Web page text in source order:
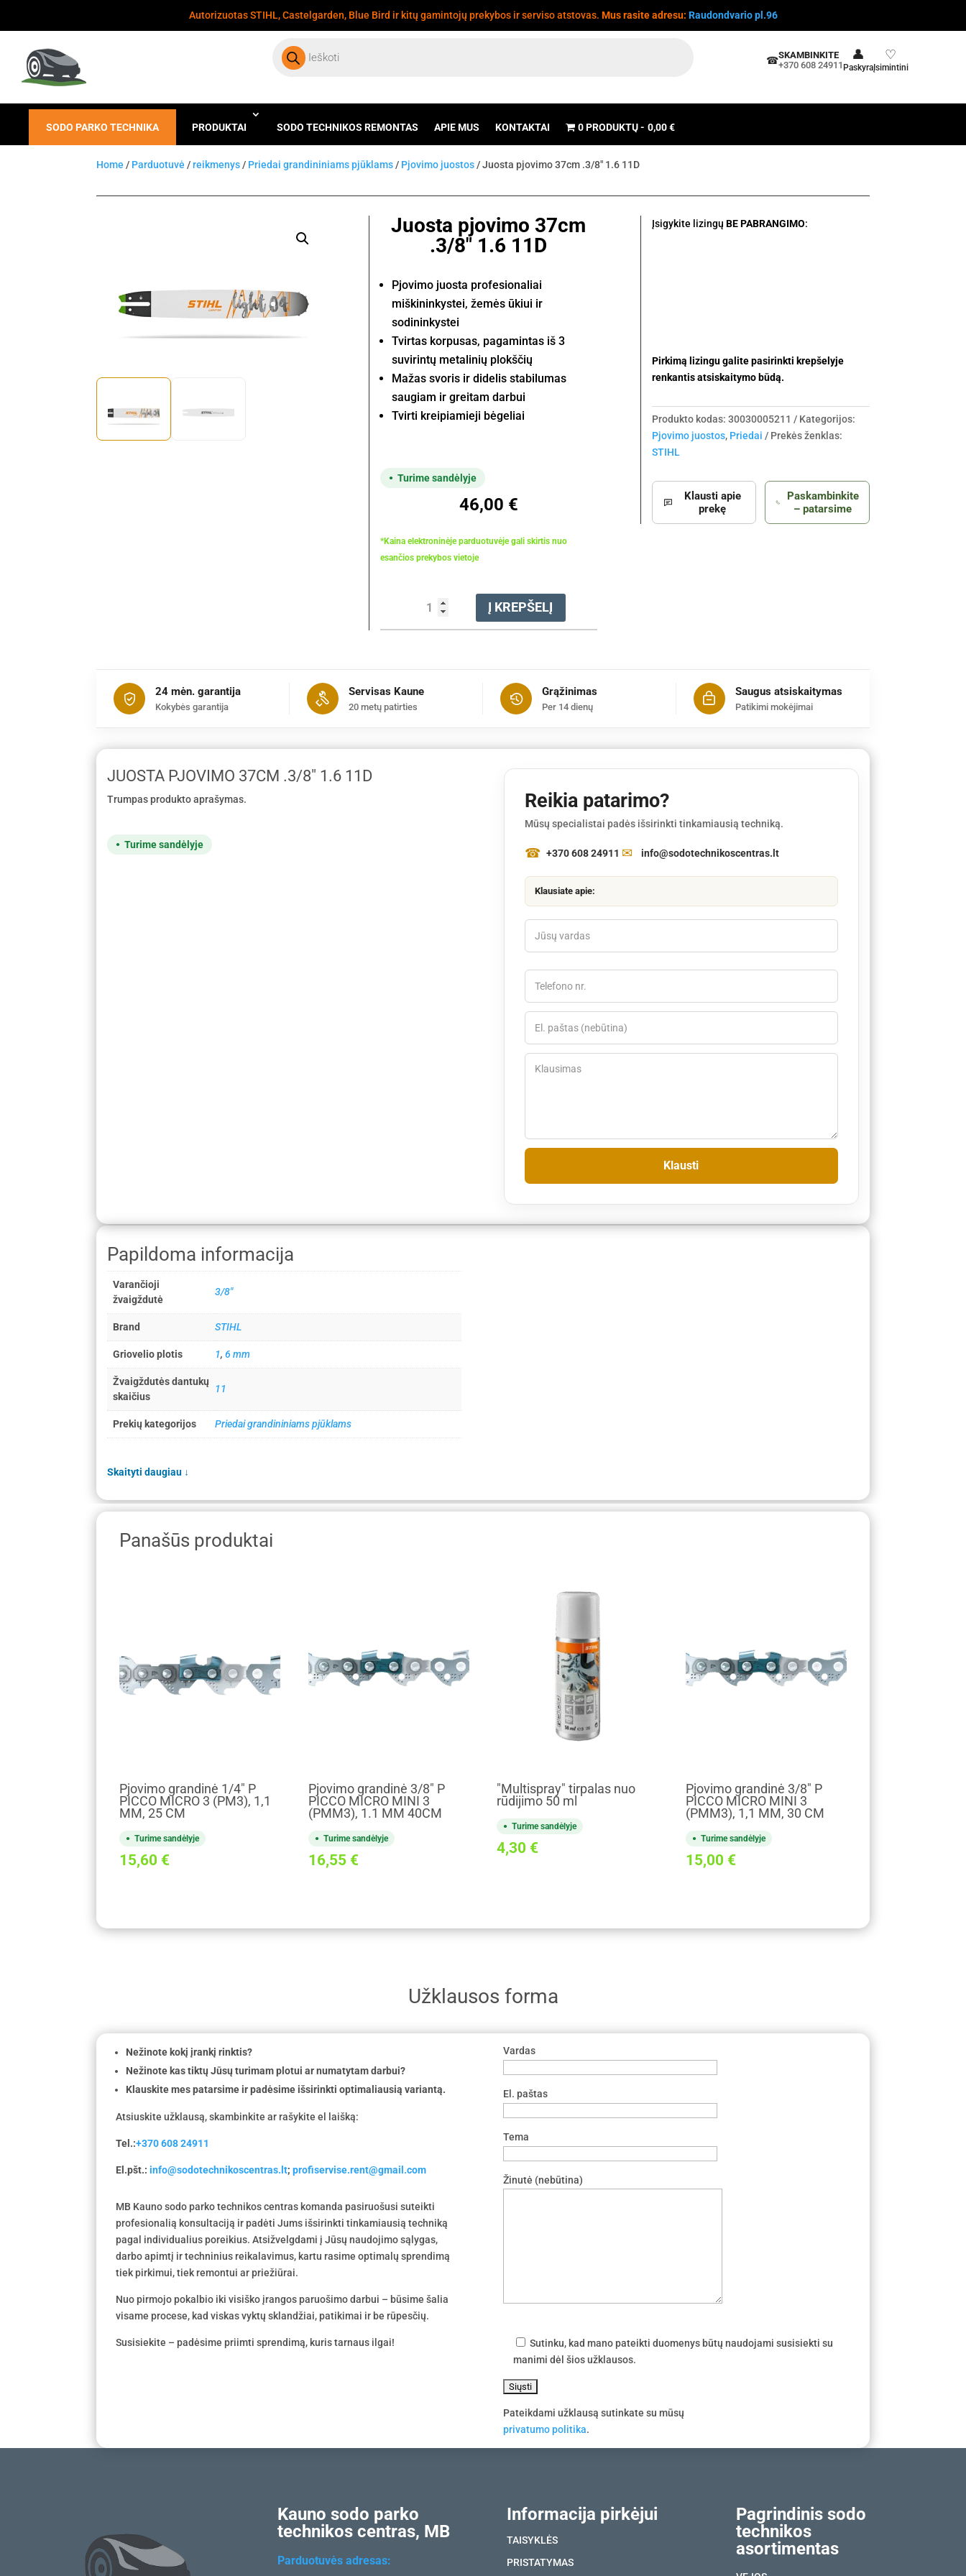
Autorizuotas STIHL, Castelgarden, Blue Bird ir kitų gamintojų prekybos ir serviso atstovas. Mus rasite adresu: Raudondvario pl.96
search
☎SKAMBINKITE
+370 608 24911
👤
Paskyra
♡
Įsimintini
SODO PARKO TECHNIKA PRODUKTAI SODO TECHNIKOS REMONTAS APIE MUS KONTAKTAI 0 PRODUKTŲ 0,00 €
Home / Parduotuvė /reikmenys / Priedai grandininiams pjūklams / Pjovimo juostos / Juosta pjovimo 37cm .3/8" 1.6 11D
Juosta pjovimo 37cm
.3/8" 1.6 11D
Pjovimo juosta profesionaliai
miškininkystei, žemės ūkiui ir
sodininkystei
Tvirtas korpusas, pagamintas iš 3
suvirintų metalinių plokščių
Mažas svoris ir didelis stabilumas
saugiam ir greitam darbui
Tvirti kreipiamieji bėgeliai
Turime sandėlyje
46,00 €
*Kaina elektroninėje parduotuvėje gali skirtis nuo
esančios prekybos vietoje
kiekis:
Juosta
1.6
11D
Į KREPŠELĮ
Įsigykite lizingų BE PABRANGIMO:
Pirkimą lizingu galite pasirinkti krepšelyje
renkantis atsiskaitymo būdą.
Produkto kodas: 30030005211
Kategorijos:
Pjovimo juostos, Priedai
Prekės ženklas:
STIHL
Klausti apie
prekę
Paskambinkite
– patarsime
24 mėn. garantija
Kokybės garantija
Servisas Kaune
20 metų patirties
Grąžinimas
Per 14 dienų
Saugus atsiskaitymas
Patikimi mokėjimai
JUOSTA PJOVIMO 37CM .3/8" 1.6 11D
Trumpas produkto aprašymas.
Turime sandėlyje
Reikia patarimo?
Mūsų specialistai padės išsirinkti tinkamiausią techniką.
+370 608 24911 info@sodotechnikoscentras.lt
Klausiate apie:
Papildoma informacija
Varančioji
žvaigždutė
3/8"
Brand STIHL
Griovelio plotis 1,6 mm
Žvaigždutės dantukų
skaičius
11
Prekių kategorijos Priedai grandininiams pjūklams
Skaityti daugiau ↓
Panašūs produktai
Pjovimo grandinė 1/4" P
PICCO MICRO 3 (PM3), 1,1
MM, 25 CM
Turime sandėlyje
15,60 €
Pjovimo grandinė 3/8" P
PICCO MICRO MINI 3
(PMM3), 1.1 MM 40CM
Turime sandėlyje
16,55 €
"Multispray" tirpalas nuo
rūdijimo 50 ml
Turime sandėlyje
4,30 €
Pjovimo grandinė 3/8" P
PICCO MICRO MINI 3
(PMM3), 1,1 MM, 30 CM
Turime sandėlyje
15,00 €
Užklausos forma
Nežinote kokį įrankį rinktis?
Nežinote kas tiktų Jūsų turimam plotui ar numatytam darbui?
Klauskite mes patarsime ir padėsime išsirinkti optimaliausią variantą.
Atsiuskite užklausą, skambinkite ar rašykite el laišką:
Tel.:+370 608 24911
El.pšt.:info@sodotechnikoscentras.lt;profiservise.rent@gmail.com
MB Kauno sodo parko technikos centras komanda pasiruošusi suteikti
profesionalią konsultaciją ir padėti Jums išsirinkti tinkamiausią techniką
pagal individualius poreikius. Atsižvelgdami į Jūsų naudojimo sąlygas,
darbo apimtį ir techninius reikalavimus, kartu rasime optimalų sprendimą
tiek pirkimui, tiek remontui ar priežiūrai.
Nuo pirmojo pokalbio iki visiško įrangos paruošimo darbui – būsime šalia
visame procese, kad viskas vyktų sklandžiai, patikimai ir be rūpesčių.
Susisiekite – padėsime priimti sprendimą, kuris tarnaus ilgai!
Vardas
El. paštas
Tema
Žinutė (nebūtina)
Sutinku, kad mano pateikti duomenys būtų naudojami susisiekti su
manimi dėl šios užklausos.
Pateikdami užklausą sutinkate su mūsų
privatumo politika.
Kauno sodo parko
technikos centras, MB
Parduotuvės adresas:
Informacija pirkėjui
TAISYKLĖS
PRISTATYMAS
Pagrindinis sodo
technikos
asortimentas